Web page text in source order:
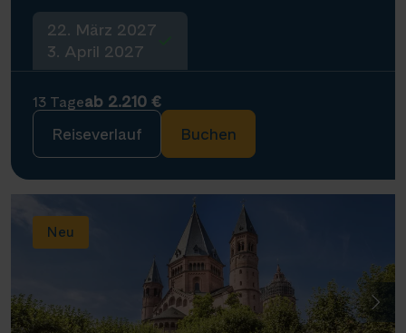
22. März 2027
3. April 2027
13 Tageab 2.210 €
Reiseverlauf
Buchen
Neu